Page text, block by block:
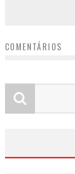
COMENTÁRIOS